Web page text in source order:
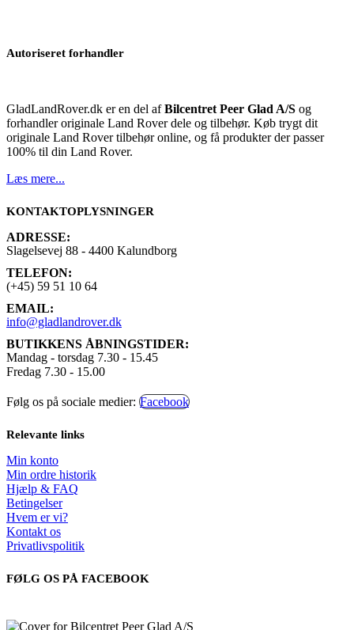
Autoriseret forhandler
GladLandRover.dk er en del afBilcentret Peer Glad A/S og
forhandler originale Land Rover dele og tilbehør. Køb trygt dit
originale Land Rover tilbehør online, og få produkter der passer
100% til din Land Rover.
Læs mere...
KONTAKTOPLYSNINGER
ADRESSE:
Slagelsevej 88 - 4400 Kalundborg
TELEFON:
(+45) 59 51 10 64
EMAIL:
info@gladlandrover.dk
BUTIKKENS ÅBNINGSTIDER:
Mandag - torsdag 7.30 - 15.45
Fredag 7.30 - 15.00
Følg os på sociale medier: Facebook
Relevante links
Min konto
Min ordre historik
Hjælp & FAQ
Betingelser
Hvem er vi?
Kontakt os
Privatlivspolitik
FØLG OS PÅ FACEBOOK